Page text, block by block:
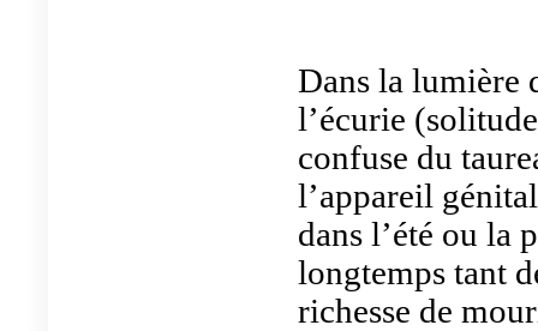
Dans la lumière
l’écurie
confuse du
l’appareil
dans l’été ou la
longtemps tant
richesse de